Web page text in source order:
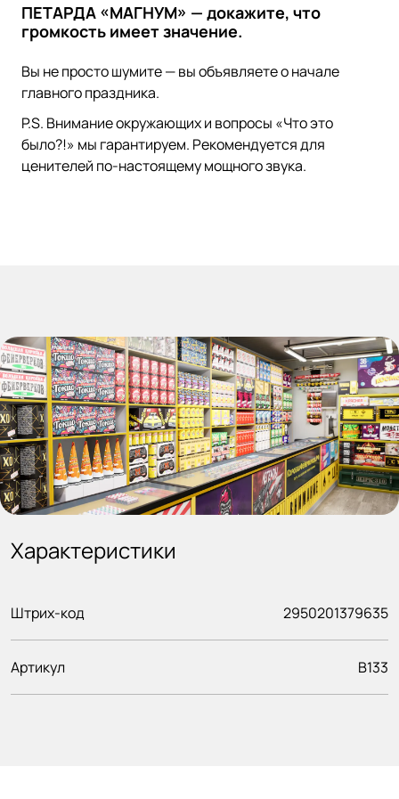
ПЕТАРДА «МАГНУМ» — докажите, что
громкость имеет значение.
Вы не просто шумите — вы объявляете о начале
главного праздника.
P.S. Внимание окружающих и вопросы «Что это
было?!» мы гарантируем. Рекомендуется для
ценителей по-настоящему мощного звука.
Характеристики
Штрих-код 2950201379635
Артикул B133